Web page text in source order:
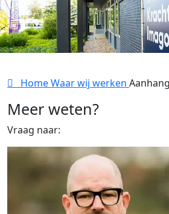
HomeWaar wij werken
Meer weten?
Vraag naar: